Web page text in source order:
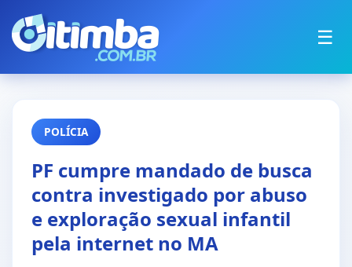
☰
POLÍCIA
PF cumpre mandado de busca
contra investigado por abuso
e exploração sexual infantil
pela internet no MA